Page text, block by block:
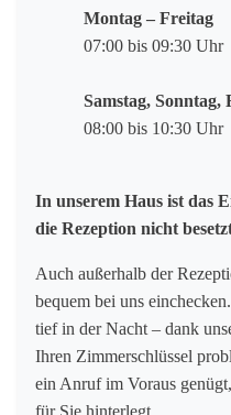
Montag – Freitag
07:00 bis 09:30 Uhr
Samstag, Sonntag,
08:00 bis 10:30 Uhr
In unserem Haus ist das
die Rezeption nicht
Auch außerhalb der
bequem bei uns
tief in der Nacht – dank
Ihren Zimmerschlüssel
ein Anruf im Voraus
für Sie hinterlegt.